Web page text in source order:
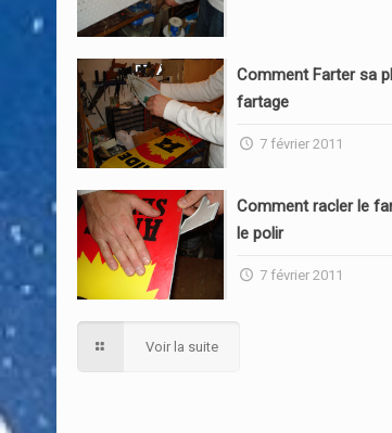
Comment Farter sa
fartage
7 février 2011
Comment racler le
le polir
7 février 2011
Voir la suite